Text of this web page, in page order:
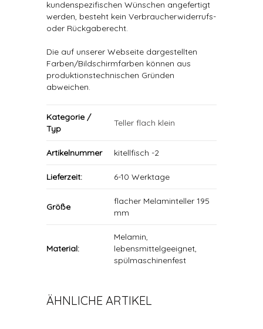
kundenspezifischen Wünschen angefertigt
werden, besteht kein Verbraucherwiderrufs-
oder Rückgaberecht.
Die auf unserer Webseite dargestellten
Farben/Bildschirmfarben können aus
produktionstechnischen Gründen
abweichen.
Kategorie /
Typ
Teller flach klein
Artikelnummer kitellfisch -2
Lieferzeit: 6-10 Werktage
Größe
flacher Melaminteller 195
mm
Material:
Melamin,
lebensmittelgeeignet,
spülmaschinenfest
ÄHNLICHE ARTIKEL